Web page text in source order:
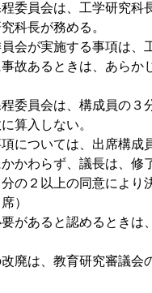
委員会は、工学研究科
科長が務める。
会が実施する事項は、
故あるときは、あらか
委員会は、構成員の３
算入しない。
については、出席構成
かわらず、議長は、修
の２以上の同意により
）
があると認めるときは
廃は、教育研究審議会